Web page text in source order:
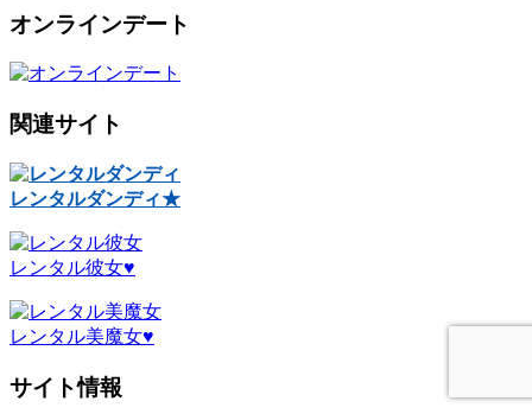
オンラインデート
関連サイト
レンタルダンディ★
レンタル彼女♥
レンタル美魔女♥
サイト情報